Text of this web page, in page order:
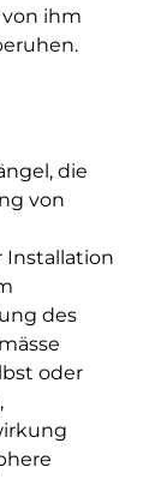
ihm
die
von
Installation
des
oder